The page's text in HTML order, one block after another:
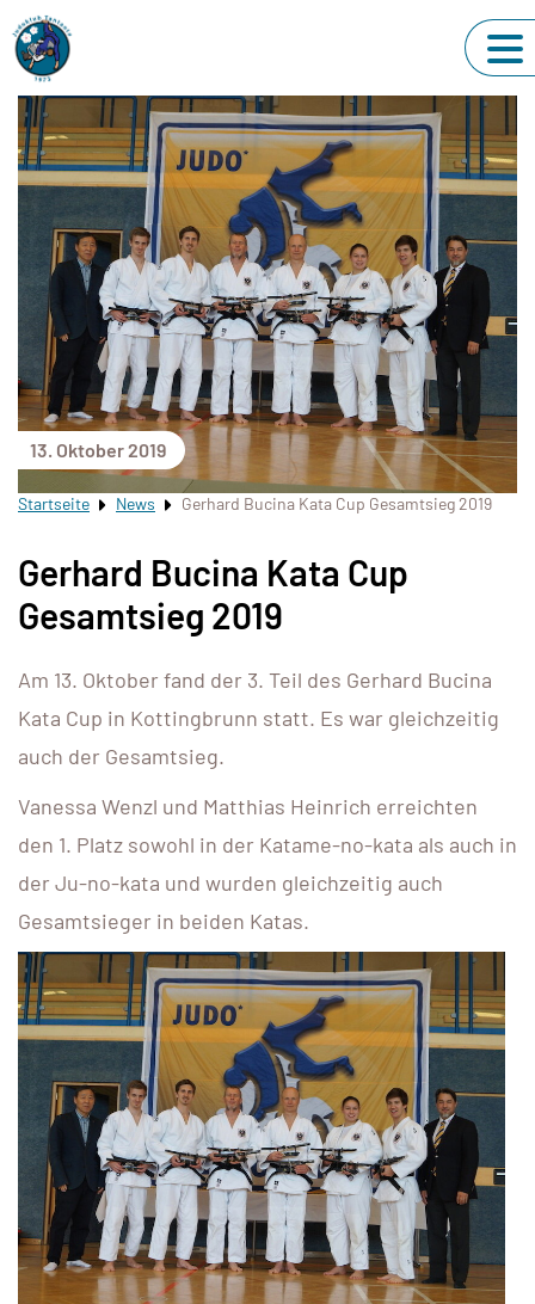
13. Oktober 2019
Startseite News Gerhard Bucina Kata Cup Gesamtsieg 2019
Gerhard Bucina Kata Cup
Gesamtsieg 2019
Am 13. Oktober fand der 3. Teil des Gerhard Bucina
Kata Cup in Kottingbrunn statt. Es war gleichzeitig
auch der Gesamtsieg.
Vanessa Wenzl und Matthias Heinrich erreichten
den 1. Platz sowohl in der Katame-no-kata als auch in
der Ju-no-kata und wurden gleichzeitig auch
Gesamtsieger in beiden Katas.